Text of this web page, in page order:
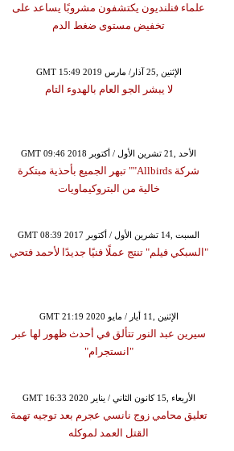
علماء فنلنديون يكتشفون مشروبًا يساعد على
تخفيض مستوى ضغط الدم
GMT 15:49 2019 الإثنين ,25 آذار/ مارس
لا يبشر الجو العام بالهدوء التام
GMT 09:46 2018 الأحد ,21 تشرين الأول / أكتوبر
شركة Allbirds"" تبهر الجميع بأحذية مبتكرة
خالية من البتروكيماويات
GMT 08:39 2017 السبت ,14 تشرين الأول / أكتوبر
"السبكي فيلم" تنتج عملًا فنيًا جديدًا لأحمد فتحي
GMT 21:19 2020 الإثنين ,11 أيار / مايو
سيرين عبد النور تتألق في أحدث ظهور لها عبر
"انستجرام"
GMT 16:33 2020 الأربعاء ,15 كانون الثاني / يناير
تعليق محامي زوج نانسي عجرم بعد توجيه تهمة
القتل العمد لموكله